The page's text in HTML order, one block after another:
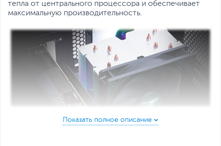
тепла от центрального процессора и обеспечивает
максимальную производительность.